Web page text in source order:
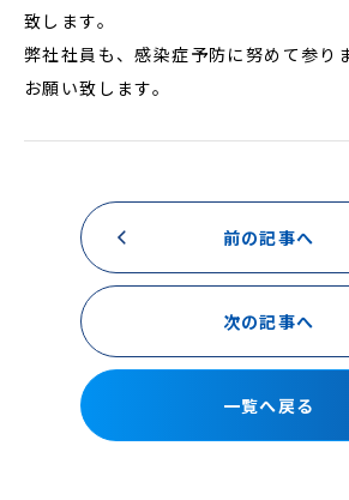
致します。
弊社社員も、感染症予防に努めて参り
お願い致します。
前の記事へ
一覧へ戻る
次の記事へ